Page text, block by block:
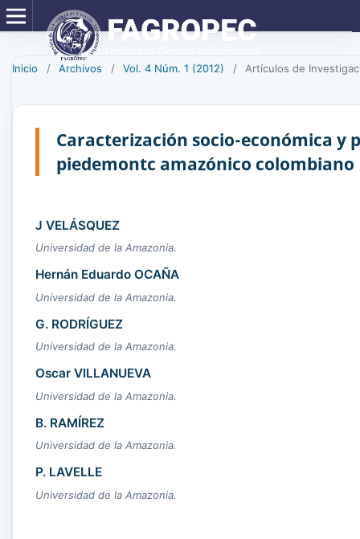
Inicio / Archivos / Vol. 4 Núm. 1 (2012) / Artículos de
Caracterización socio-económica y
piedemontc amazónico colombiano
J VELÁSQUEZ
Universidad de la Amazonia.
Hernán Eduardo OCAÑA
Universidad de la Amazonia.
G. RODRÍGUEZ
Universidad de la Amazonia.
Oscar VILLANUEVA
Universidad de la Amazonia.
B. RAMÍREZ
Universidad de la Amazonia.
P. LAVELLE
Universidad de la Amazonia.